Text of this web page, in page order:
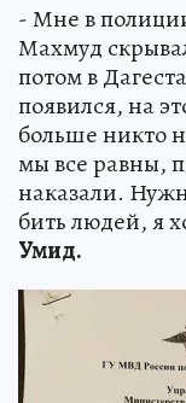
- Мне в
Махмуд
потом в
появился, на
больше никто
мы все равны,
наказали.
бить людей, я
Умид.